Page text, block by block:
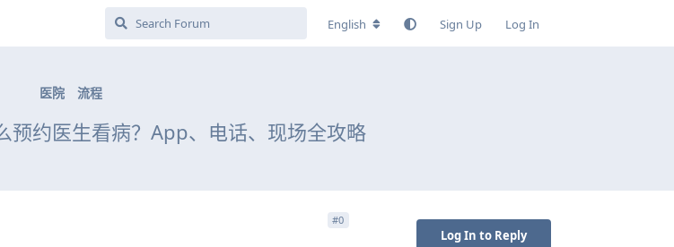
English Sign Up Log In
医院 流程
预约医生看病？App、电话、现场全攻略
Log In to Reply
#0